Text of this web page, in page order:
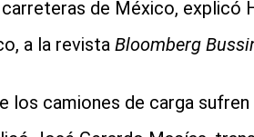
de México, explicó
a la revista Bloomberg
los camiones de carga